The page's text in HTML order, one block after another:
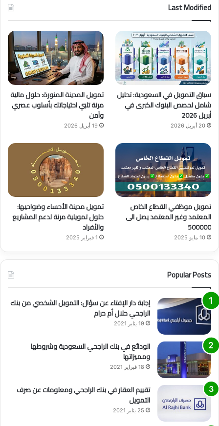
و
ك
T
u
b
e
ق
ر
ا
م
Last Modified
سباق التمويل في السعودية: تحليل
شامل لحصص البنوك الكبرى في
أبريل 2026
20 أبريل 2026
تمويل المدينة المنورة: حلول مالية
مرنة تلبي احتياجاتك بأسلوب عصري
وآمن
19 أبريل 2026
تمويل موظفي القطاع الخاص
المعتمد وغير المعتمد يصل الى
500000
10 مايو 2025
تمويل مدينة الأحساء وضواحيها:
حلول تمويلية مرنة لدعم المشاريع
والأفراد
1 فبراير 2025
Popular Posts
إجابة دار الإفتاء عن سؤال: التمويل الشخصي من بنك
الراجحي حلال أم حرام
19 يناير 2021
الودائع في بنك الراجحي السعودية وشروطها
ومميزاتها
18 فبراير 2021
تقييم العقار في بنك الراجحي ومعلومات عن صرف
التمويل
25 يناير 2021